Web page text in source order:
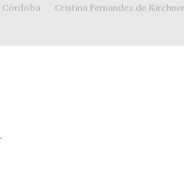
Córdoba Cristina Fernandez de Kirchner